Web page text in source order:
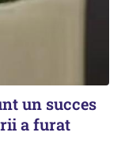
un succes
a furat